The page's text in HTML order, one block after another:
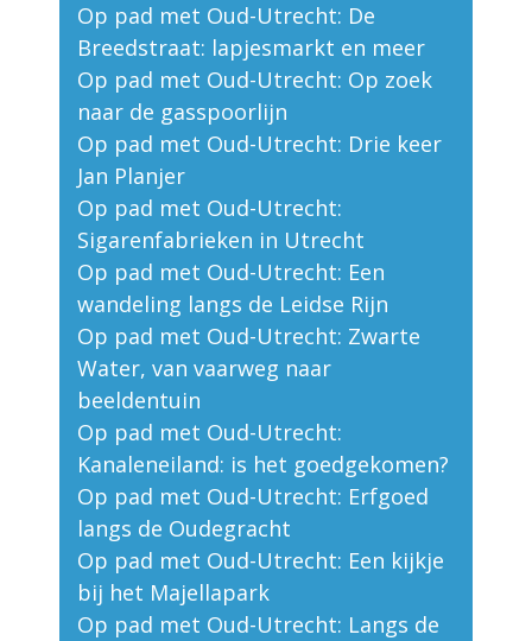
Op pad met Oud-Utrecht: De
Breedstraat: lapjesmarkt en meer
Op pad met Oud-Utrecht: Op zoek
naar de gasspoorlijn
Op pad met Oud-Utrecht: Drie keer
Jan Planjer
Op pad met Oud-Utrecht:
Sigarenfabrieken in Utrecht
Op pad met Oud-Utrecht: Een
wandeling langs de Leidse Rijn
Op pad met Oud-Utrecht: Zwarte
Water, van vaarweg naar
beeldentuin
Op pad met Oud-Utrecht:
Kanaleneiland: is het goedgekomen?
Op pad met Oud-Utrecht: Erfgoed
langs de Oudegracht
Op pad met Oud-Utrecht: Een kijkje
bij het Majellapark
Op pad met Oud-Utrecht: Langs de